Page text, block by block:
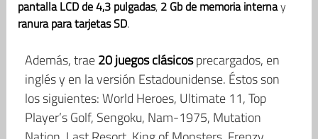
pantalla LCD de 4,3 pulgadas, 2 Gb de memoria internay
ranura para tarjetas SD.
Además, trae20 juegos clásicosprecargados, en
inglés y en la versión Estadounidense. Éstos son
los siguientes: World Heroes, Ultimate 11, Top
Player’s Golf, Sengoku, Nam-1975, Mutation